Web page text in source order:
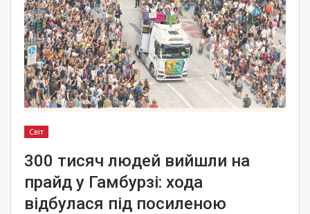
Світ
300 тисяч людей вийшли на
прайд у Гамбурзі: хода
відбулася під посиленою